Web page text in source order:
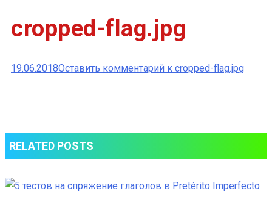
cropped-flag.jpg
19.06.2018Оставить комментарий к cropped-flag.jpg
RELATED POSTS